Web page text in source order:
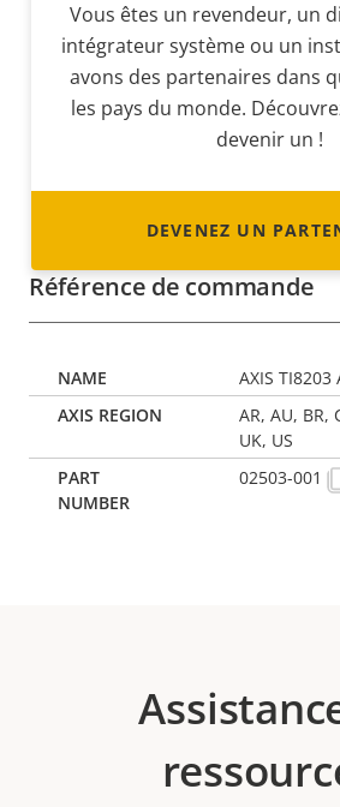
Vous êtes un revendeur, un
intégrateur système ou un
avons des partenaires dans
les pays du monde.
devenir un !
DEVENEZ UN
Référence de commande
AXIS
AR, AU, BR,
UK, US
02503-001